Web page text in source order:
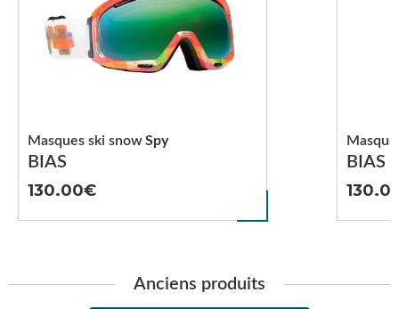
BIAS
Masques ski snowSpy
130.00
BIAS
Anciens produits